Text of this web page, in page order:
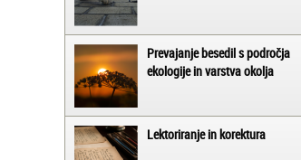
Prevajanje besedil s področja
ekologije in varstva okolja
Lektoriranje in korektura